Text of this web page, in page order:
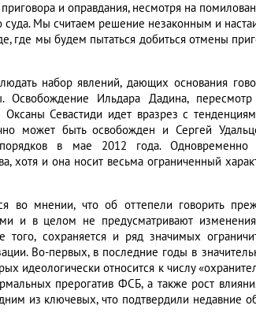
и оправдания, несмотря на
суда. Мы считаем решение незаконным и
где мы будем пытаться добиться отмены
набор явлений, дающих основания
Освобождение Ильдара Дадина,
Севастиди идет вразрез с
может быть освобожден и Сергей
в мае 2012 года. Одновременно
хотя и она носит весьма ограниченный
во мнении, что об оттепели говорить
и в целом не предусматривают
сохраняется и ряд значимых
Во-первых, в последние годы в
идеологически относится к числу
прерогатив ФСБ, а также рост
из ключевых, что подтвердили недавние